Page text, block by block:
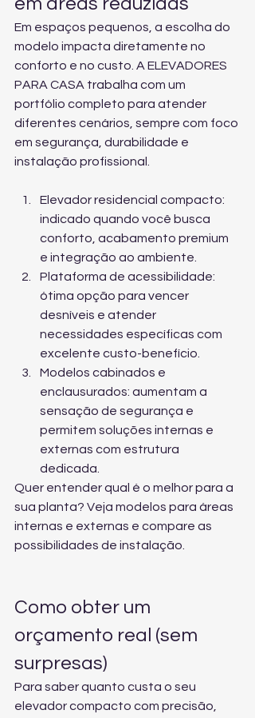
Em espaços pequenos, a escolha do
modelo impacta diretamente no
conforto e no custo. A ELEVADORES
PARA CASA trabalha com um
portfólio completo para atender
diferentes cenários, sempre com foco
em segurança, durabilidade e
instalação profissional.
Elevador residencial compacto:
indicado quando você busca
conforto, acabamento premium
e integração ao ambiente.
Plataforma de acessibilidade:
ótima opção para vencer
desníveis e atender
necessidades específicas com
excelente custo-benefício.
Modelos cabinados e
enclausurados: aumentam a
sensação de segurança e
permitem soluções internas e
externas com estrutura
dedicada.
Quer entender qual é o melhor para a
sua planta? Veja modelos para áreas
internas e externas e compare as
possibilidades de instalação.
Como obter um
orçamento real (sem
surpresas)
Para saber quanto custa o seu
elevador compacto com precisão,